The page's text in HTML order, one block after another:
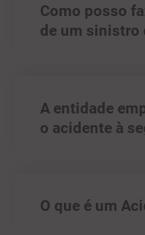
Como posso
de um sinistro
A entidade
o acidente à
O que é um